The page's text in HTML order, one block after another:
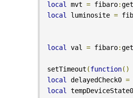
local
mvt = fibaro:
local
luminosite =
local val = fibaro:
setTimeout (function()
local
delayedCheck0 =
local
tempDeviceState0